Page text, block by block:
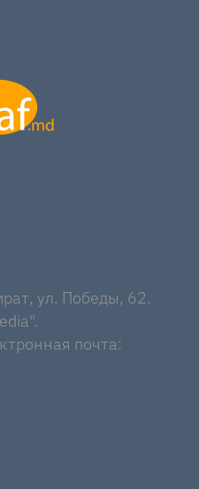
ул. Победы, 62.
почта: